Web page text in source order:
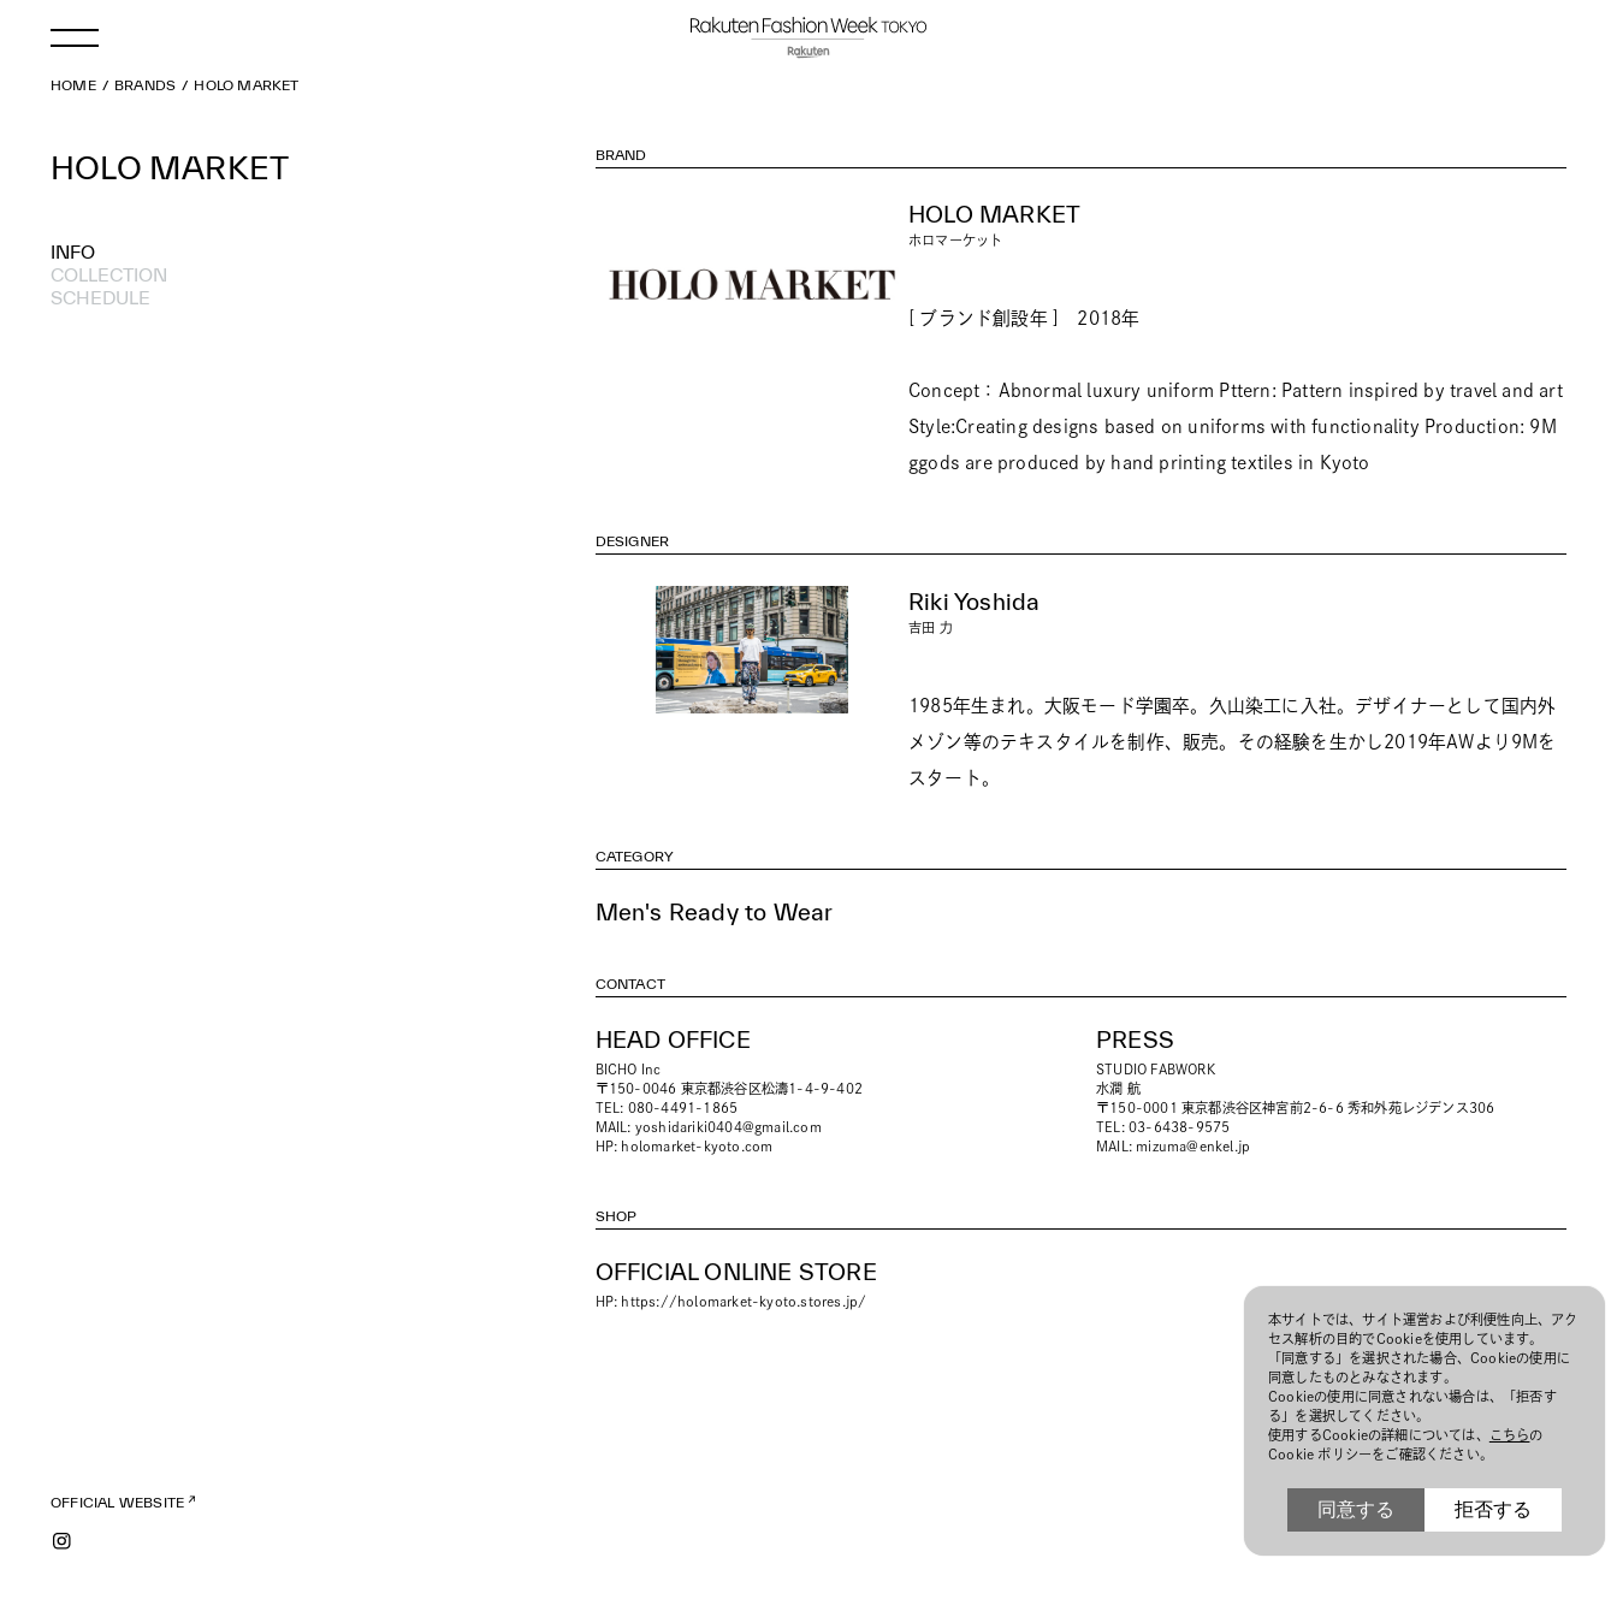
HOME BRANDS HOLO MARKET
HOLO MARKET
INFO
COLLECTION
SCHEDULE
OFFICIAL WEBSITE
BRAND
HOLO MARKET
ホロマーケット
[ ブランド創設年 ] 2018年
Concept：Abnormal luxury uniform Pttern: Pattern inspired by travel and art
Style:Creating designs based on uniforms with functionality Production: 9M
ggods are produced by hand printing textiles in Kyoto
DESIGNER
Riki Yoshida
吉田 力
1985年生まれ。大阪モード学園卒。久山染工に入社。デザイナーとして国内外
メゾン等のテキスタイルを制作、販売。その経験を生かし2019年AWより9Mを
スタート。
CATEGORY
Men's Ready to Wear
CONTACT
HEAD OFFICE
BICHO Inc
〒150-0046 東京都渋谷区松濤1-4-9-402
TEL: 080-4491-1865
MAIL: yoshidariki0404@gmail.com
HP: holomarket-kyoto.com
PRESS
STUDIO FABWORK
水澗 航
〒150-0001 東京都渋谷区神宮前2-6-6 秀和外苑レジデンス306
TEL: 03-6438-9575
MAIL: mizuma@enkel.jp
SHOP
OFFICIAL ONLINE STORE
HP: https://holomarket-kyoto.stores.jp/
本サイトでは、サイト運営および利便性向上、アク
セス解析の目的でCookieを使用しています。
「同意する」を選択された場合、Cookieの使用に
同意したものとみなされます。
Cookieの使用に同意されない場合は、「拒否す
る」を選択してください。
使用するCookieの詳細については、
こちらの
Cookie ポリシーをご確認ください。
同意する 拒否する